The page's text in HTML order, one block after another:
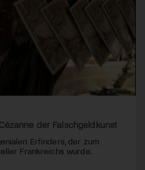
der Falschgeldkunst
Erfinders, der zum
Frankreichs wurde.